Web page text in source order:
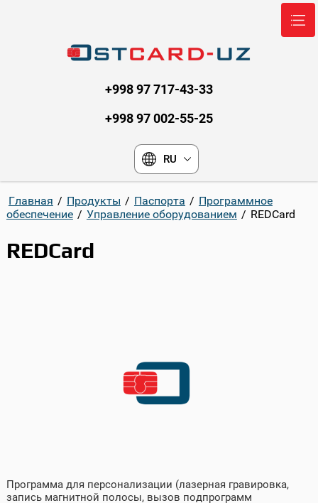
+998 97 717-43-33
+998 97 002-55-25
RU
Главная / Продукты / Паспорта / Программное
обеспечение / Управление оборудованием / REDCard
REDCard
Программа для персонализации (лазерная гравировка,
запись магнитной полосы, вызов подпрограмм